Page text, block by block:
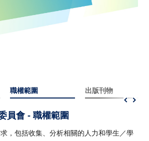
職權範圍 出版刊物
員會 - 職權範圍
，包括收集、分析相關的人力和學生／學